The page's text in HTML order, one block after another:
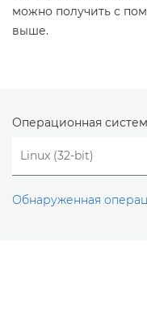
можно получить с
выше.
Операционная
Обнаруженная